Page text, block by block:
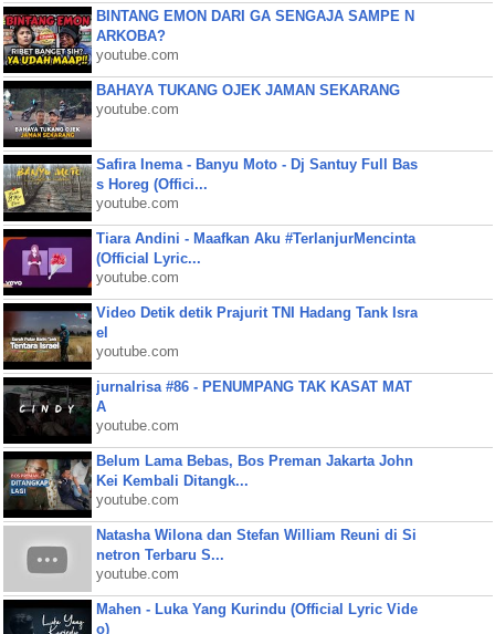
BINTANG EMON DARI GA SENGAJA SAMPE N
ARKOBA?
youtube.com
BAHAYA TUKANG OJEK JAMAN SEKARANG
youtube.com
Safira Inema - Banyu Moto - Dj Santuy Full Bas
s Horeg (Offici...
youtube.com
Tiara Andini - Maafkan Aku #TerlanjurMencinta
(Official Lyric...
youtube.com
Video Detik detik Prajurit TNI Hadang Tank Isra
el
youtube.com
jurnalrisa #86 - PENUMPANG TAK KASAT MAT
A
youtube.com
Belum Lama Bebas, Bos Preman Jakarta John
Kei Kembali Ditangk...
youtube.com
Natasha Wilona dan Stefan William Reuni di Si
netron Terbaru S...
youtube.com
Mahen - Luka Yang Kurindu (Official Lyric Vide
o)